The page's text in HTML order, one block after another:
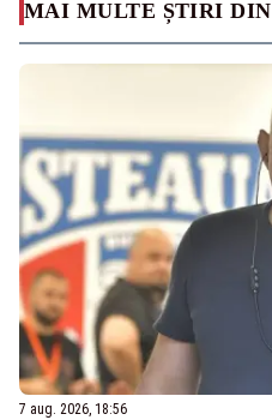
MAI MULTE ȘTIRI DIN
7 aug. 2026, 18:56